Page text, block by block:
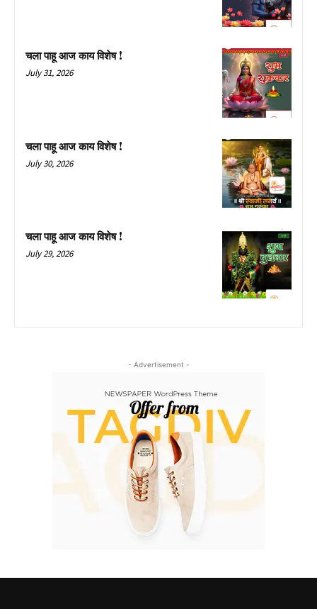
चला पाहू आज काय विशेष !
July 31, 2026
चला पाहू आज काय विशेष !
July 30, 2026
चला पाहू आज काय विशेष !
July 29, 2026
- Advertisement -